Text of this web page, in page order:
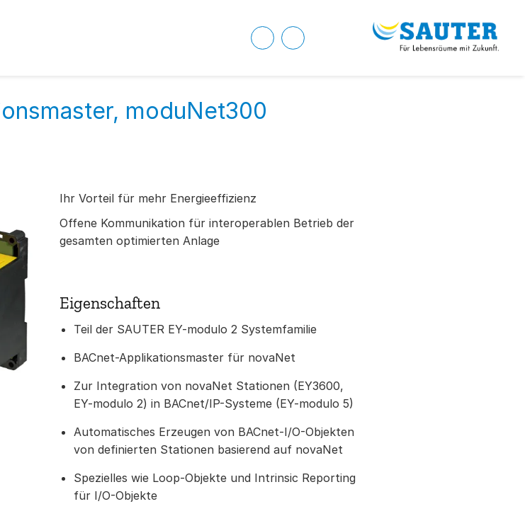
moduNet300
Ihr Vorteil für mehr Energieeffizienz
Offene Kommunikation für interoperablen Betrieb der
gesamten optimierten Anlage
Eigenschaften
Teil der SAUTER EY-modulo 2 Systemfamilie
BACnet-Applikationsmaster für novaNet
Zur Integration von novaNet Stationen (EY3600,
EY-modulo 2) in BACnet/IP-Systeme (EY-modulo 5)
Automatisches Erzeugen von BACnet-I/O-Objekten
von definierten Stationen basierend auf novaNet
Spezielles wie Loop-Objekte und Intrinsic Reporting
für I/O-Objekte